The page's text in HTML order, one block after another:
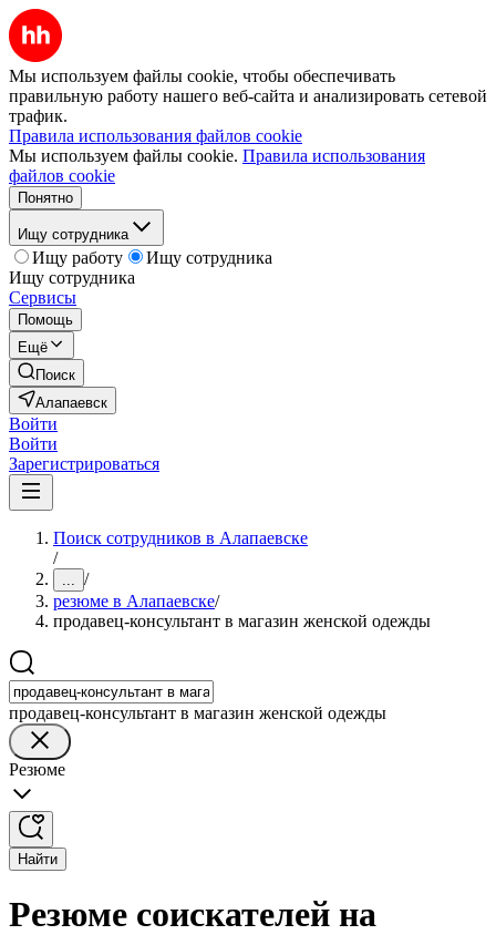
Мы используем файлы cookie, чтобы обеспечивать
правильную работу нашего веб-сайта и анализировать сетевой
трафик.
Правила использования файлов cookie
Мы используем файлы cookie. Правила использования
файлов cookie
Понятно
Ищу сотрудника
Ищу работу
Ищу сотрудника
Ищу сотрудника
Сервисы
Помощь
Ещё
Поиск
Алапаевск
Войти
Войти
Зарегистрироваться
Поиск сотрудников в Алапаевске
/
... /
резюме в Алапаевске/
продавец-консультант в магазин женской одежды
продавец-консультант в магазин женской одежды
Резюме
Найти
Резюме соискателей на